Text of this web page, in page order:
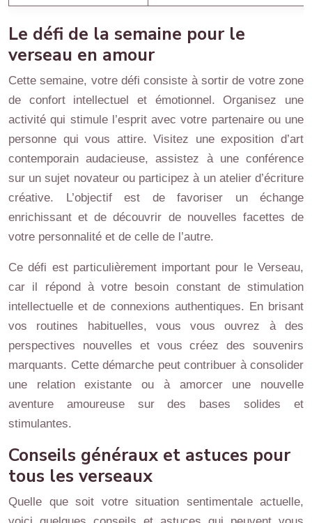
Le défi de la semaine pour le
verseau en amour
Cette semaine, votre défi consiste à sortir de votre zone
de confort intellectuel et émotionnel. Organisez une
activité qui stimule l’esprit avec votre partenaire ou une
personne qui vous attire. Visitez une exposition d’art
contemporain audacieuse, assistez à une conférence
sur un sujet novateur ou participez à un atelier d’écriture
créative. L’objectif est de favoriser un échange
enrichissant et de découvrir de nouvelles facettes de
votre personnalité et de celle de l’autre.
Ce défi est particulièrement important pour le Verseau,
car il répond à votre besoin constant de stimulation
intellectuelle et de connexions authentiques. En brisant
vos routines habituelles, vous vous ouvrez à des
perspectives nouvelles et vous créez des souvenirs
marquants. Cette démarche peut contribuer à consolider
une relation existante ou à amorcer une nouvelle
aventure amoureuse sur des bases solides et
stimulantes.
Conseils généraux et astuces pour
tous les verseaux
Quelle que soit votre situation sentimentale actuelle,